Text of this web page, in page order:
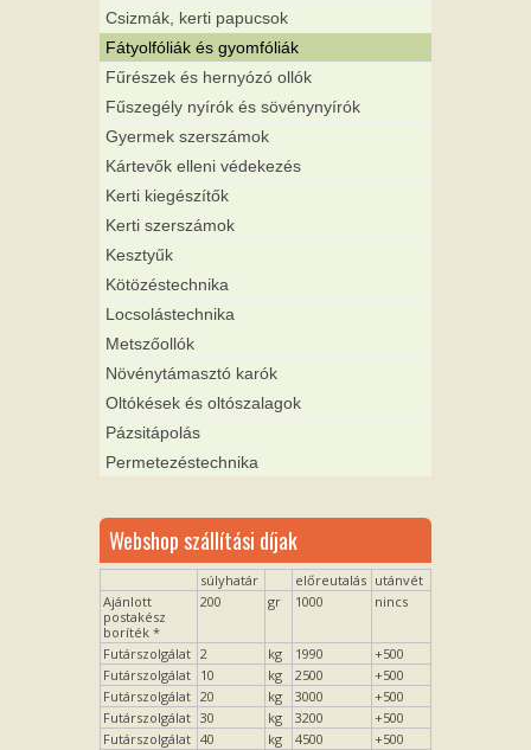
Csizmák, kerti papucsok
Fátyolfóliák és gyomfóliák
Fűrészek és hernyózó ollók
Fűszegély nyírók és sövénynyírók
Gyermek szerszámok
Kártevők elleni védekezés
Kerti kiegészítők
Kerti szerszámok
Kesztyűk
Kötözéstechnika
Locsolástechnika
Metszőollók
Növénytámasztó karók
Oltókések és oltószalagok
Pázsitápolás
Permetezéstechnika
Webshop szállítási díjak
súlyhatár előreutalás utánvét
Ajánlott
postakész
boríték *
200 gr 1000 nincs
Futárszolgálat 2 kg 1990
+500
Futárszolgálat 10 kg 2500
+500
Futárszolgálat 20 kg 3000
+500
Futárszolgálat 30 kg 3200
+500
Futárszolgálat 40 kg 4500
+500